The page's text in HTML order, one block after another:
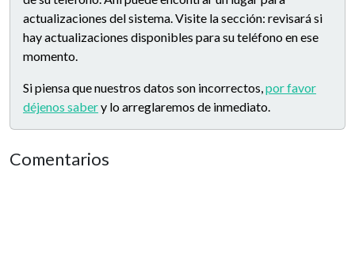
actualizaciones del sistema. Visite la sección: revisará si
hay actualizaciones disponibles para su teléfono en ese
momento.
Si piensa que nuestros datos son incorrectos,por favor
déjenos sabery lo arreglaremos de inmediato.
Comentarios